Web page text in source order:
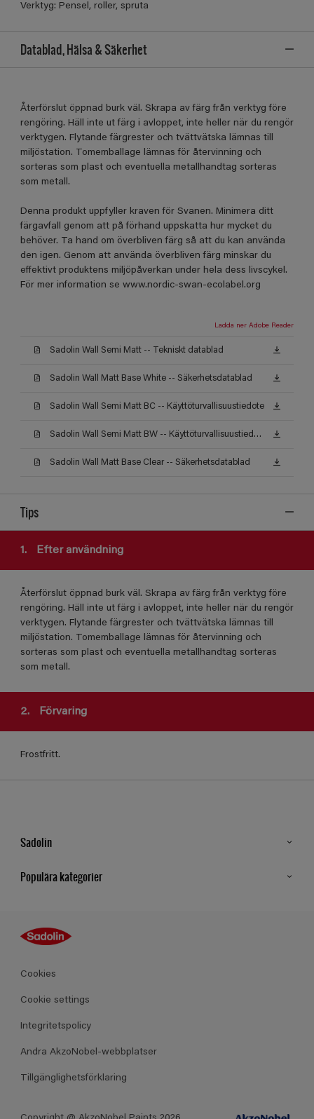
Verktyg: Pensel, roller, spruta
Datablad, Hälsa & Säkerhet
Återförslut öppnad burk väl. Skrapa av färg från verktyg före
rengöring. Häll inte ut färg i avloppet, inte heller när du rengör
verktygen. Flytande färgrester och tvättvätska lämnas till
miljöstation. Tomemballage lämnas för återvinning och
sorteras som plast och eventuella metallhandtag sorteras
som metall.
Denna produkt uppfyller kraven för Svanen. Minimera ditt
färgavfall genom att på förhand uppskatta hur mycket du
behöver. Ta hand om överbliven färg så att du kan använda
den igen. Genom att använda överbliven färg minskar du
effektivt produktens miljöpåverkan under hela dess livscykel.
För mer information se www.nordic-swan-ecolabel.org
Ladda ner Adobe Reader
Sadolin Wall Semi Matt -- Tekniskt datablad
Sadolin Wall Matt Base White -- Säkerhetsdatablad
Sadolin Wall Semi Matt BC -- Käyttöturvallisuustiedote
Sadolin Wall Semi Matt BW -- Käyttöturvallisuustiedote
Sadolin Wall Matt Base Clear -- Säkerhetsdatablad
Tips
1. Efter användning
Återförslut öppnad burk väl. Skrapa av färg från verktyg före
rengöring. Häll inte ut färg i avloppet, inte heller när du rengör
verktygen. Flytande färgrester och tvättvätska lämnas till
miljöstation. Tomemballage lämnas för återvinning och
sorteras som plast och eventuella metallhandtag sorteras
som metall.
2. Förvaring
Frostfritt.
Sadolin
Populära kategorier
Kulörer
Produkter
Cookies
Cookie settings
Integritetspolicy
Andra AkzoNobel-webbplatser
Tillgänglighetsförklaring